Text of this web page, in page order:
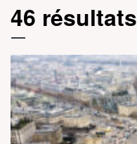
46 résultats